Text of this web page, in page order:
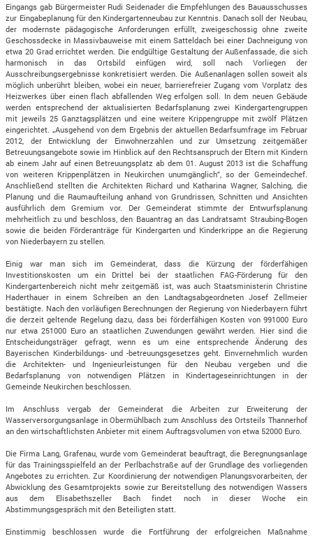
Eingangs gab Bürgermeister Rudi Seidenader die Empfehlungen des Bauausschusses
zur Eingabeplanung für den Kindergartenneubau zur Kenntnis. Danach soll der Neubau,
der modernste pädagogische Anforderungen erfüllt, zweigeschossig ohne zweite
Geschossdecke in Massivbauweise mit einem Satteldach bei einer Dachneigung von
etwa 20 Grad errichtet werden. Die endgültige Gestaltung der Außenfassade, die sich
harmonisch in das Ortsbild einfügen wird, soll nach Vorliegen der
Ausschreibungsergebnisse konkretisiert werden. Die Außenanlagen sollen soweit als
möglich unberührt bleiben, wobei ein neuer, barrierefreier Zugang vom Vorplatz des
Heizwerkes über einen flach abfallenden Weg erfolgen soll. In dem neuen Gebäude
werden entsprechend der aktualisierten Bedarfsplanung zwei Kindergartengruppen
mit jeweils 25 Ganztagsplätzen und eine weitere Krippengruppe mit zwölf Plätzen
eingerichtet. „Ausgehend von dem Ergebnis der aktuellen Bedarfsumfrage im Februar
2012, der Entwicklung der Einwohnerzahlen und zur Umsetzung zeitgemäßer
Betreuungsangebote sowie im Hinblick auf den Rechtsanspruch der Eltern mit Kindern
ab einem Jahr auf einen Betreuungsplatz ab dem 01. August 2013 ist die Schaffung
von weiteren Krippenplätzen in Neukirchen unumgänglich", so der Gemeindechef.
Anschließend stellten die Architekten Richard und Katharina Wagner, Salching, die
Planung und die Raumaufteilung anhand von Grundrissen, Schnitten und Ansichten
ausführlich dem Gremium vor. Der Gemeinderat stimmte der Entwurfsplanung
mehrheitlich zu und beschloss, den Bauantrag an das Landratsamt Straubing-Bogen
sowie die beiden Förderanträge für Kindergarten und Kinderkrippe an die Regierung
von Niederbayern zu stellen.
Einig war man sich im Gemeinderat, dass die Kürzung der förderfähigen
Investitionskosten um ein Drittel bei der staatlichen FAG-Förderung für den
Kindergartenbereich nicht mehr zeitgemäß ist, was auch Staatsministerin Christine
Haderthauer in einem Schreiben an den Landtagsabgeordneten Josef Zellmeier
bestätigte. Nach den vorläufigen Berechnungen der Regierung von Niederbayern führt
die derzeit geltende Regelung dazu, dass bei förderfähigen Kosten von 991000 Euro
nur etwa 251000 Euro an staatlichen Zuwendungen gewährt werden. Hier sind die
Entscheidungsträger gefragt, wenn es um eine entsprechende Änderung des
Bayerischen Kinderbildungs- und -betreuungsgesetzes geht. Einvernehmlich wurden
die Architekten- und Ingenieurleistungen für den Neubau vergeben und die
Bedarfsplanung von notwendigen Plätzen in Kindertageseinrichtungen in der
Gemeinde Neukirchen beschlossen.
Im Anschluss vergab der Gemeinderat die Arbeiten zur Erweiterung der
Wasserversorgungsanlage in Obermühlbach zum Anschluss des Ortsteils Thannerhof
an den wirtschaftlichsten Anbieter mit einem Auftragsvolumen von etwa 52000 Euro.
Die Firma Lang, Grafenau, wurde vom Gemeinderat beauftragt, die Beregnungsanlage
für das Trainingsspielfeld an der Perlbachstraße auf der Grundlage des vorliegenden
Angebotes zu errichten. Zur Koordinierung der notwendigen Planungsvorarbeiten, der
Abwicklung des Gesamtprojekts sowie zur Bereitstellung des notwendigen Wassers
aus dem Elisabethszeller Bach findet noch in dieser Woche ein
Abstimmungsgespräch mit den Beteiligten statt.
Einstimmig beschlossen wurde die Fortführung der erfolgreichen Maßnahme